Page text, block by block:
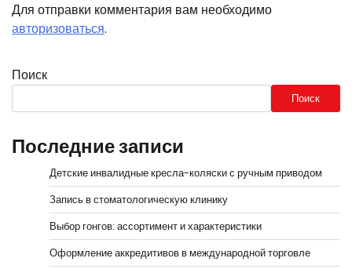
Для отправки комментария вам необходимо
авторизоваться.
Поиск
Поиск
Последние записи
Детские инвалидные кресла-коляски с ручным приводом
Запись в стоматологическую клинику
Выбор гонгов: ассортимент и характеристики
Оформление аккредитивов в международной торговле